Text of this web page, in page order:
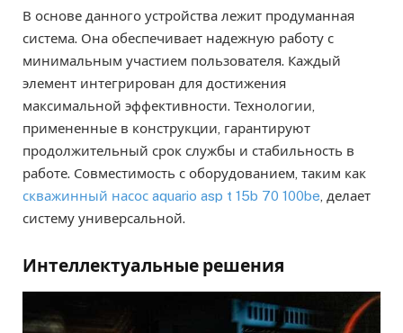
В основе данного устройства лежит продуманная
система. Она обеспечивает надежную работу с
минимальным участием пользователя. Каждый
элемент интегрирован для достижения
максимальной эффективности. Технологии,
примененные в конструкции, гарантируют
продолжительный срок службы и стабильность в
работе. Совместимость с оборудованием, таким как
скважинный насос aquario asp t 15b 70 100be, делает
систему универсальной.
Интеллектуальные решения